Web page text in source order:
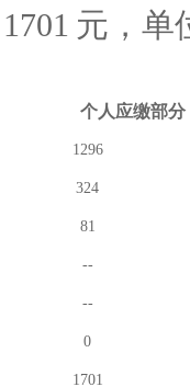
1701 元，单
个人应缴部分
1296
324
81
--
--
0
1701